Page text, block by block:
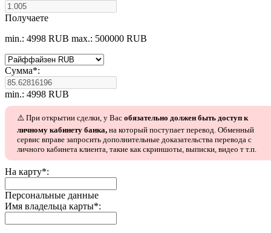
Получаете
min.: 4998 RUB max.: 500000 RUB
Сумма*:
min.: 4998 RUB
⚠️ При открытии сделки, у Вас обязательно должен быть доступ к
личному кабинету банка, на который поступает перевод. Обменный
сервис вправе запросить дополнительные доказательства перевода с
личного кабинета клиента, такие как скриншоты, выписки, видео т т.п.
На карту*:
Персональные данные
Имя владельца карты*: